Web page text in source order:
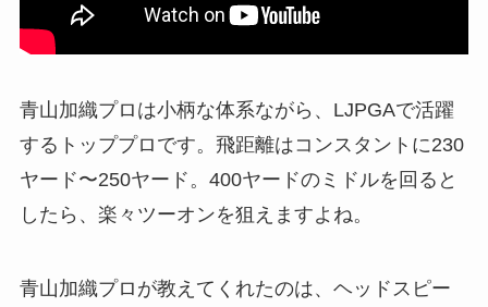
青山加織プロは小柄な体系ながら、LJPGAで活躍
するトッププロです。飛距離はコンスタントに230
ヤード〜250ヤード。400ヤードのミドルを回ると
したら、楽々ツーオンを狙えますよね。
青山加織プロが教えてくれたのは、ヘッドスピー